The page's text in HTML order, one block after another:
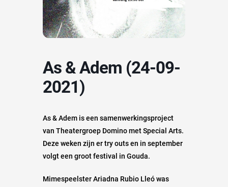
As & Adem (24-09-
2021)
As & Adem is een samenwerkingsproject
van Theatergroep Domino met Special Arts.
Deze weken zijn er try outs en in september
volgt een groot festival in Gouda.
Mimespeelster Ariadna Rubio Lleó was